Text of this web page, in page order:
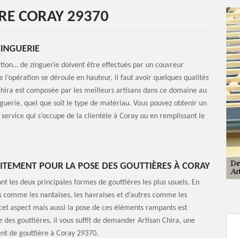
CORAY 29370
de zinguerie doivent être effectués par un couvreur
se déroule en hauteur, il faut avoir quelques qualités
est composée par les meilleurs artisans dans ce domaine au
quel que soit le type de matériau. Vous pouvez obtenir un
qui s’occupe de la clientèle à Coray ou en remplissant le
POUR LA POSE DES GOUTTIÈRES À CORAY
les deux principales formes de gouttières les plus usuels. En
les nantaises, les havraises et d’autres comme les
aspect mais aussi la pose de ces éléments rampants est
des gouttières, il vous suffit de demander Artisan Chira, une
de gouttière à Coray 29370.